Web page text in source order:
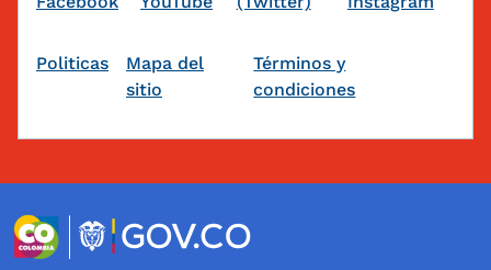
Pie de página
Politicas
Mapa del
sitio
Términos y
condiciones